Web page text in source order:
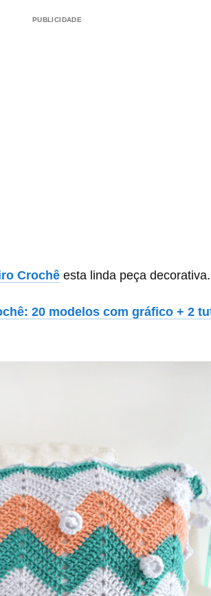
PUBLICIDADE
Crochê esta linda peça decorativa.
20 modelos com gráfico + 2